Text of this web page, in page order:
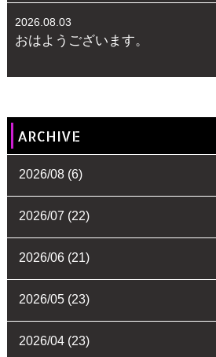
2026.08.03
おはようございます。
ARCHIVE
2026/08(6)
2026/07 (22)
2026/06(21)
2026/05(23)
2026/04(23)